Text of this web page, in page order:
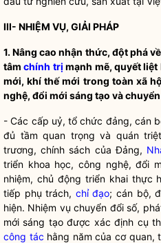
III- NHIỆM VỤ, GIẢI PHÁP
1. Nâng cao nhận thức, đột phá về
tâmchính trị mạnh mẽ, quyết
mới, khí thế mới trong toàn xã
nghệ, đổi mới sáng tạo và
- Các cấp uỷ, tổ chức đảng, cán
đủ tầm quan trọng và quán
trương, chính sách của Đảng,
triển khoa học, công nghệ, đổi
nhiệm, chủ động triển khai thực
tiếp phụ trách, chỉ đạo; cán bộ,
hiện. Nhiệm vụ chuyển đổi số,
mới sáng tạo được xác định cụ
công tác hằng năm của cơ